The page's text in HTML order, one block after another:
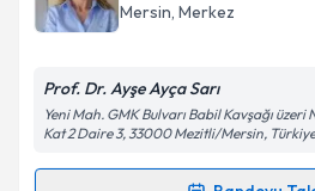
Mersin, Merkez
Prof. Dr. Ayşe Ayça Sarı
Yeni Mah. GMK Bulvarı Babil Kavşağı
Kat 2 Daire 3, 33000 Mezitli/Mersin, Türkiye